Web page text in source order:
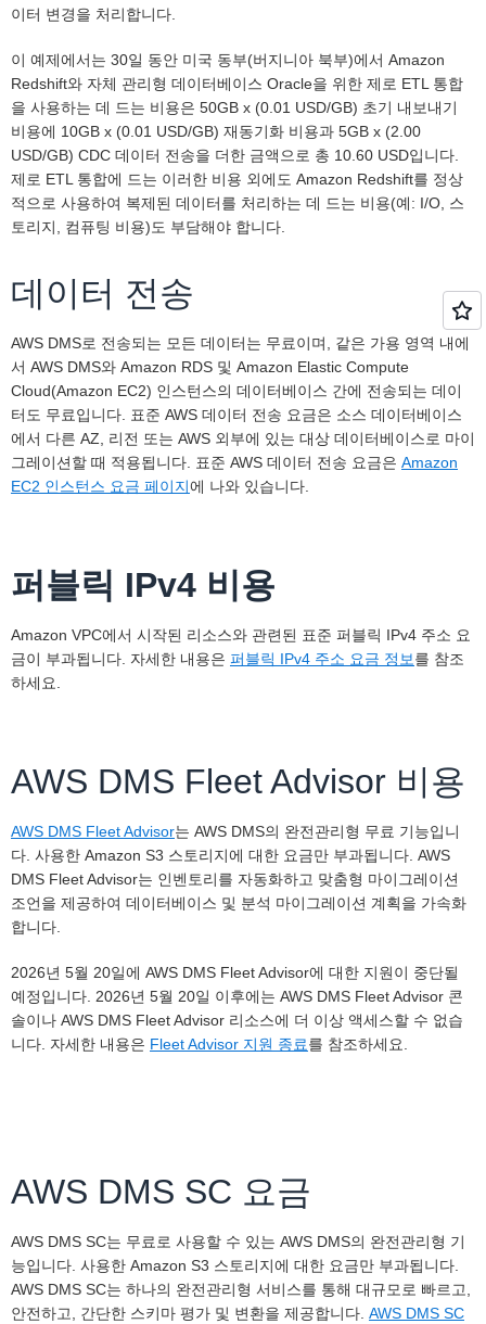
이터 변경을 처리합니다.
이 예제에서는 30일 동안 미국 동부(버지니아 북부)에서 Amazon
Redshift와 자체 관리형 데이터베이스 Oracle을 위한 제로 ETL 통합
을 사용하는 데 드는 비용은 50GB x (0.01 USD/GB) 초기 내보내기
비용에 10GB x (0.01 USD/GB) 재동기화 비용과 5GB x (2.00
USD/GB) CDC 데이터 전송을 더한 금액으로 총 10.60 USD입니다.
제로 ETL 통합에 드는 이러한 비용 외에도 Amazon Redshift를 정상
적으로 사용하여 복제된 데이터를 처리하는 데 드는 비용(예: I/O, 스
토리지, 컴퓨팅 비용)도 부담해야 합니다.
데이터 전송
AWS DMS로 전송되는 모든 데이터는 무료이며, 같은 가용 영역 내에
서 AWS DMS와 Amazon RDS 및 Amazon Elastic Compute
Cloud(Amazon EC2) 인스턴스의 데이터베이스 간에 전송되는 데이
터도 무료입니다. 표준 AWS 데이터 전송 요금은 소스 데이터베이스
에서 다른 AZ, 리전 또는 AWS 외부에 있는 대상 데이터베이스로 마이
그레이션할 때 적용됩니다. 표준 AWS 데이터 전송 요금은 Amazon
EC2 인스턴스 요금 페이지에 나와 있습니다.
퍼블릭 IPv4 비용
Amazon VPC에서 시작된 리소스와 관련된 표준 퍼블릭 IPv4 주소 요
금이 부과됩니다. 자세한 내용은 퍼블릭 IPv4 주소 요금 정보를 참조
하세요.
AWS DMS Fleet Advisor 비용
AWS DMS Fleet Advisor는 AWS DMS의 완전관리형 무료 기능입니
다. 사용한 Amazon S3 스토리지에 대한 요금만 부과됩니다. AWS
DMS Fleet Advisor는 인벤토리를 자동화하고 맞춤형 마이그레이션
조언을 제공하여 데이터베이스 및 분석 마이그레이션 계획을 가속화
합니다.
2026년 5월 20일에 AWS DMS Fleet Advisor에 대한 지원이 중단될
예정입니다. 2026년 5월 20일 이후에는 AWS DMS Fleet Advisor 콘
솔이나 AWS DMS Fleet Advisor 리소스에 더 이상 액세스할 수 없습
니다. 자세한 내용은 Fleet Advisor 지원 종료를 참조하세요.
AWS DMS SC 요금
AWS DMS SC는 무료로 사용할 수 있는 AWS DMS의 완전관리형 기
능입니다. 사용한 Amazon S3 스토리지에 대한 요금만 부과됩니다.
AWS DMS SC는 하나의 완전관리형 서비스를 통해 대규모로 빠르고,
안전하고, 간단한 스키마 평가 및 변환을 제공합니다. AWS DMS SC